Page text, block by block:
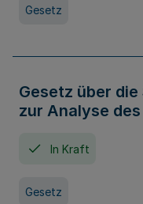
Gesetz
Gesetz über
zur Analyse
In Kraft
Gesetz